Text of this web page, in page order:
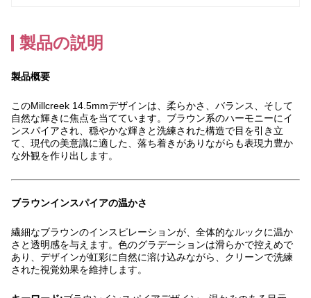
製品の説明
製品概要
このMillcreek 14.5mmデザインは、柔らかさ、バランス、そして
自然な輝きに焦点を当てています。ブラウン系のハーモニーにイ
ンスパイアされ、穏やかな輝きと洗練された構造で目を引き立
て、現代の美意識に適した、落ち着きがありながらも表現力豊か
な外観を作り出します。
ブラウンインスパイアの温かさ
繊細なブラウンのインスピレーションが、全体的なルックに温か
さと透明感を与えます。色のグラデーションは滑らかで控えめで
あり、デザインが虹彩に自然に溶け込みながら、クリーンで洗練
された視覚効果を維持します。